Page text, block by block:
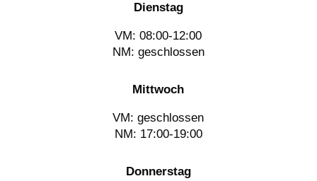
Dienstag
VM: 08:00-12:00
NM: geschlossen
Mittwoch
VM: geschlossen
NM: 17:00-19:00
Donnerstag